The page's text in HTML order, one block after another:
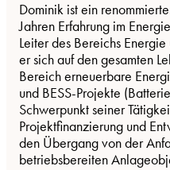
Dominik ist ein
Jahren Erfahrung im
Leiter des Bereichs
er sich auf den gesamten
Bereich erneuerbare
und BESS-Projekte
Schwerpunkt seiner
Projektfinanzierung und
den Übergang von der
betriebsbereiten